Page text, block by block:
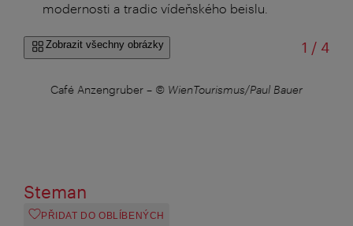
modernosti a tradic vídeňského beislu.
Zobrazit všechny obrázky 1 /z4
Café Anzengruber– © WienTourismus/Paul Bauer
Steman
PŘIDAT DO OBLÍBENÝCH